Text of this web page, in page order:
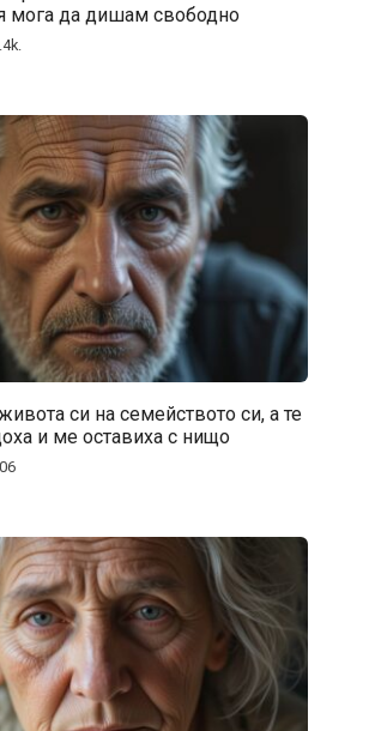
мога да дишам свободно
си на семейството си, а те
и ме оставиха с нищо